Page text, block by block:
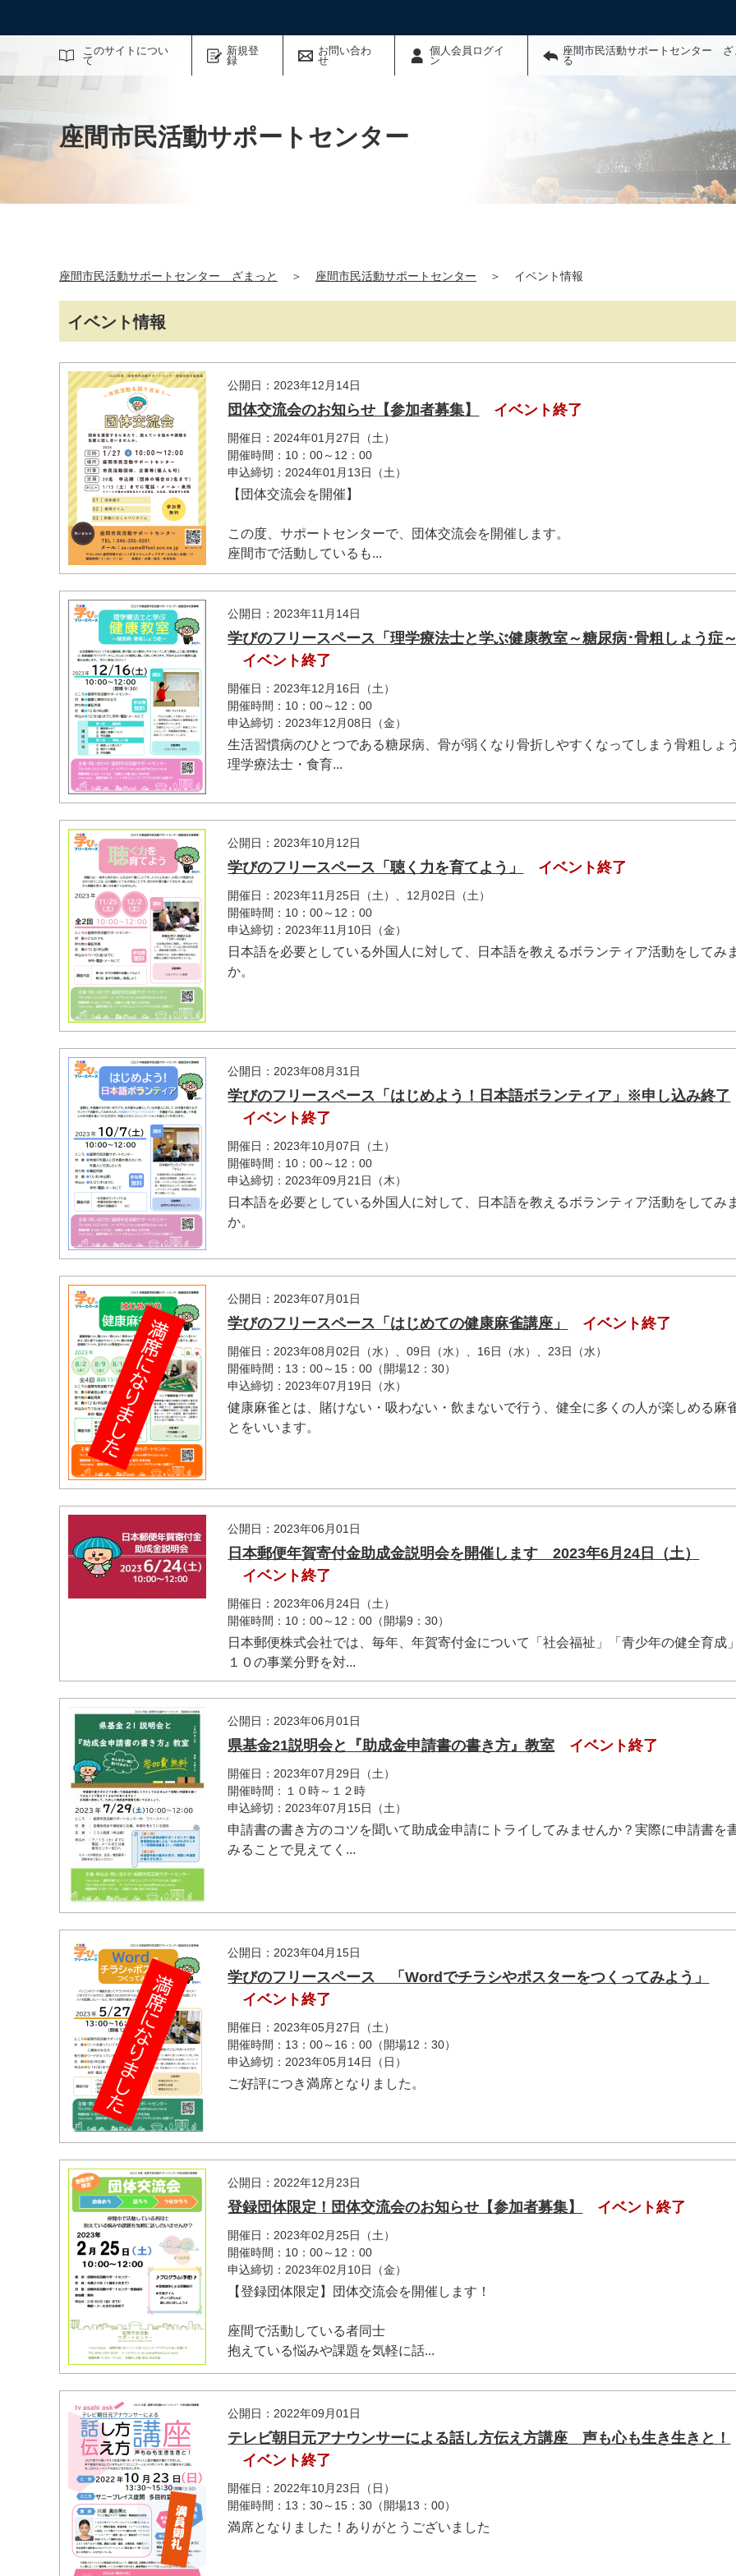
このサイトについ
て
新規登
録
お問い合わ
せ
個人会員ログイ
ン
座間市民活動サポートセンター ざ
る
サイト内検索
座間市民活動サポートセンター
座間市民活動サポートセンター ざまっと ＞ 座間市民活動サポートセンター ＞ イベント情報
イベント情報
公開日：2023年12月14日
団体交流会のお知らせ【参加者募集】 イベント終了
開催日：2024年01月27日（土）
開催時間：10：00～12：00
申込締切：2024年01月13日（土）
【団体交流会を開催】
この度、サポートセンターで、団体交流会を開催します。
座間市で活動しているも...
公開日：2023年11月14日
学びのフリースペース「理学療法士と学ぶ健康教室～糖尿病･骨粗しょう症～
イベント終了
開催日：2023年12月16日（土）
開催時間：10：00～12：00
申込締切：2023年12月08日（金）
生活習慣病のひとつである糖尿病、骨が弱くなり骨折しやすくなってしまう骨粗しょ
理学療法士・食育...
公開日：2023年10月12日
学びのフリースペース「聴く力を育てよう」 イベント終了
開催日：2023年11月25日（土）、12月02日（土）
開催時間：10：00～12：00
申込締切：2023年11月10日（金）
日本語を必要としている外国人に対して、日本語を教えるボランティア活動をしてみ
か。
公開日：2023年08月31日
学びのフリースペース「はじめよう！日本語ボランティア」※申し込み終了
イベント終了
開催日：2023年10月07日（土）
開催時間：10：00～12：00
申込締切：2023年09月21日（木）
日本語を必要としている外国人に対して、日本語を教えるボランティア活動をしてみ
か。
公開日：2023年07月01日
学びのフリースペース「はじめての健康麻雀講座」 イベント終了
開催日：2023年08月02日（水）、09日（水）、16日（水）、23日（水）
開催時間：13：00～15：00（開場12：30）
申込締切：2023年07月19日（水）
健康麻雀とは、賭けない・吸わない・飲まないで行う、健全に多くの人が楽しめる麻
とをいいます。
公開日：2023年06月01日
日本郵便年賀寄付金助成金説明会を開催します 2023年6月24日（土）
イベント終了
開催日：2023年06月24日（土）
開催時間：10：00～12：00（開場9：30）
日本郵便株式会社では、毎年、年賀寄付金について「社会福祉」「青少年の健全育成
１０の事業分野を対...
公開日：2023年06月01日
県基金21説明会と『助成金申請書の書き方』教室 イベント終了
開催日：2023年07月29日（土）
開催時間：１０時～１２時
申込締切：2023年07月15日（土）
申請書の書き方のコツを聞いて助成金申請にトライしてみませんか？実際に申請書を
みることで見えてく...
公開日：2023年04月15日
学びのフリースペース 「Wordでチラシやポスターをつくってみよう」
イベント終了
開催日：2023年05月27日（土）
開催時間：13：00～16：00（開場12：30）
申込締切：2023年05月14日（日）
ご好評につき満席となりました。
公開日：2022年12月23日
登録団体限定！団体交流会のお知らせ【参加者募集】 イベント終了
開催日：2023年02月25日（土）
開催時間：10：00～12：00
申込締切：2023年02月10日（金）
【登録団体限定】団体交流会を開催します！
座間で活動している者同士
抱えている悩みや課題を気軽に話...
公開日：2022年09月01日
テレビ朝日元アナウンサーによる話し方伝え方講座 声も心も生き生きと！
イベント終了
開催日：2022年10月23日（日）
開催時間：13：30～15：30（開場13：00）
満席となりました！ありがとうございました
マイメディア検索